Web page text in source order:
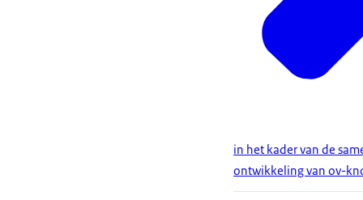
in het kader van de
ontwikkeling van ov-